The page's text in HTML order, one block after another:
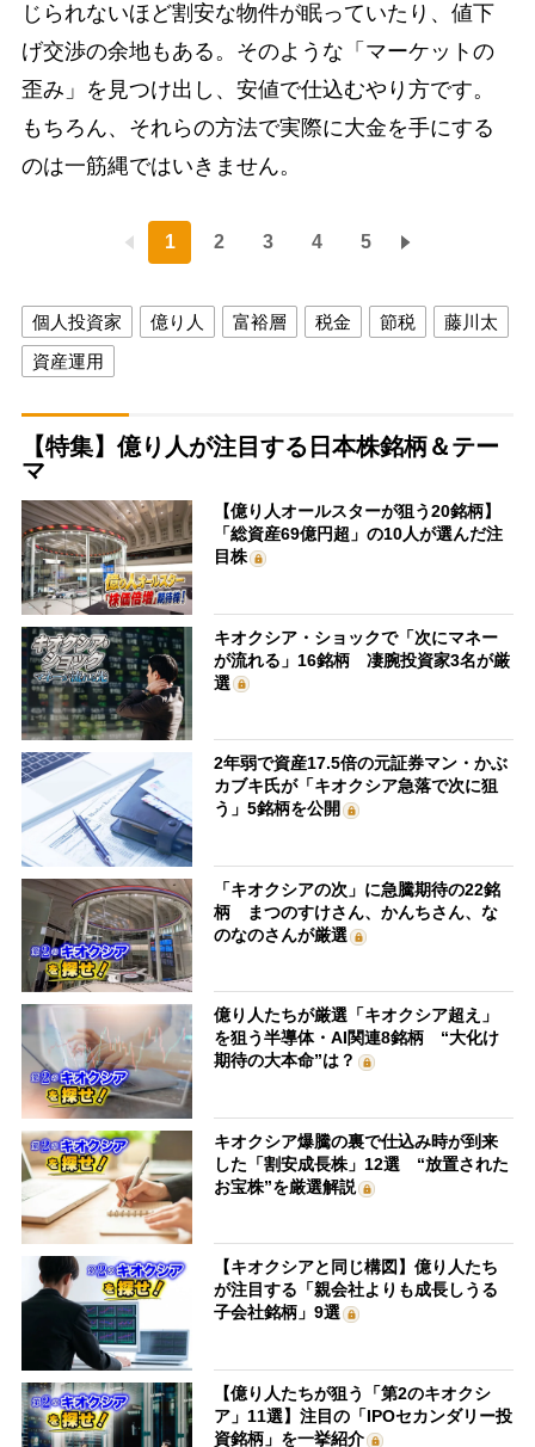
じられないほど割安な物件が眠っていたり、値下
げ交渉の余地もある。そのような「マーケットの
歪み」を見つけ出し、安値で仕込むやり方です。
もちろん、それらの方法で実際に大金を手にする
のは一筋縄ではいきません。
1 2 3 4 5
個人投資家 億り人 富裕層 税金 節税
藤川太
資産運用
【特集】億り人が注目する日本株銘柄＆テー
マ
【億り人オールスターが狙う20銘柄】
「総資産69億円超」の10人が選んだ注
目株
キオクシア・ショックで「次にマネー
が流れる」16銘柄 凄腕投資家3名が厳
選
2年弱で資産17.5倍の元証券マン・かぶ
カブキ氏が「キオクシア急落で次に狙
う」5銘柄を公開
「キオクシアの次」に急騰期待の22銘
柄 まつのすけさん、かんちさん、な
のなのさんが厳選
億り人たちが厳選「キオクシア超え」
を狙う半導体・AI関連8銘柄 “大化け
期待の大本命”は？
キオクシア爆騰の裏で仕込み時が到来
した「割安成長株」12選 “放置された
お宝株”を厳選解説
【キオクシアと同じ構図】億り人たち
が注目する「親会社よりも成長しうる
子会社銘柄」9選
【億り人たちが狙う「第2のキオクシ
ア」11選】注目の「IPOセカンダリー投
資銘柄」を一挙紹介